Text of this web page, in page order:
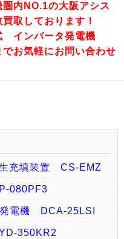
内NO.1の大阪アシス
取しております！
インバータ発電機
お気軽にお問い合わせ
充填装置 CS-EMZ
080PF3
発電機 DCA-25LSI
350KR2